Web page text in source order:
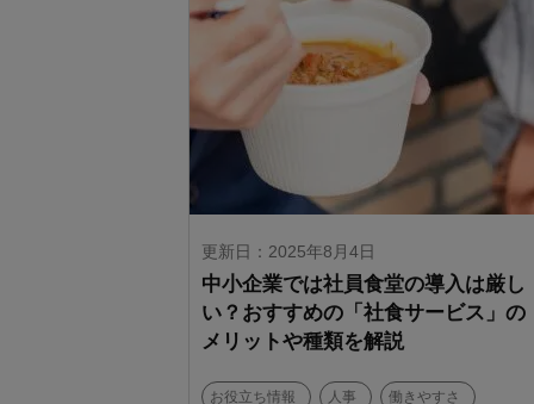
更新日：2025年8月4日
中小企業では社員食堂の導入は厳し
い？おすすめの「社食サービス」の
メリットや種類を解説
お役立ち情報 人事 働きやすさ